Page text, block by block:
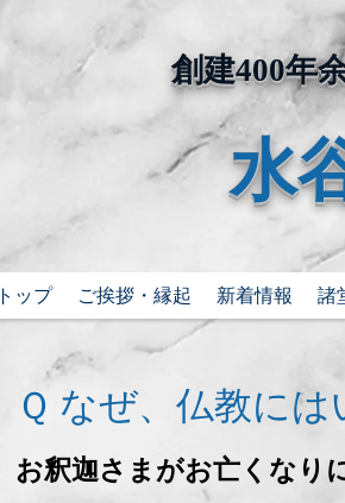
創建400年
水
トップ ご挨拶・縁起 新着情報 諸
Ｑ なぜ、 仏教には
お釈迦さまがお亡くなり